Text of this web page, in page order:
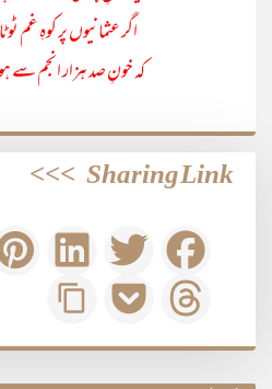
اگر عثمانیوں پر کوہِ غم
کہ خونِ صد ہزار انجم سے
Sharing Link
>>>